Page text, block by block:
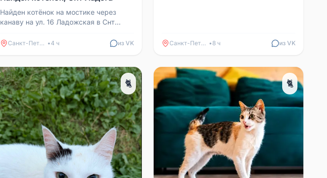
Найден котёнок на мостике через
канаву на ул. 16 Ладожская в Снт
Санкт-Петербург •4 ч из VK Санкт-Петербург • 8 ч из VK
🐈 🐈